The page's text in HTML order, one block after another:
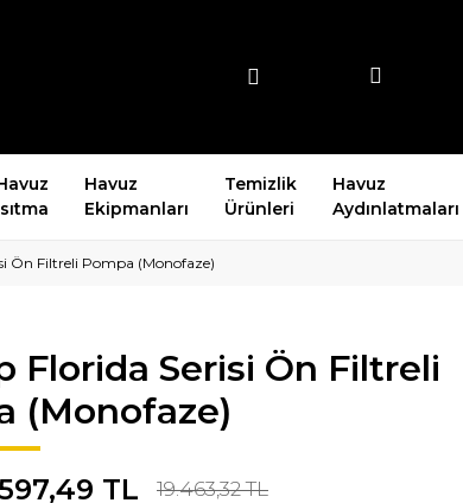
Havuz
Ekipmanları
Temizlik
Ürünleri
Havuz
Aydınlatmaları
Ön Filtreli Pompa (Monofaze)
Florida Serisi Ön Filtreli
(Monofaze)
TL 19.463,32 TL